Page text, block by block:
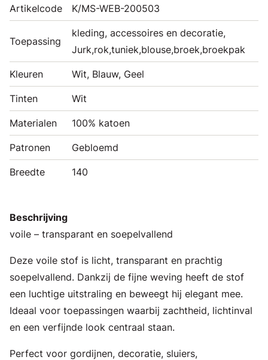
Artikelcode K/MS-WEB-200503
Toepassing
kleding, accessoires en decoratie,
Jurk,rok,tuniek,blouse,broek,broekpak
Kleuren Wit, Blauw, Geel
Tinten Wit
Materialen 100% katoen
Patronen Gebloemd
Breedte 140
Beschrijving
voile – transparant en soepelvallend
Deze voile stof is licht, transparant en prachtig
soepelvallend. Dankzij de fijne weving heeft de stof
een luchtige uitstraling en beweegt hij elegant mee.
Ideaal voor toepassingen waarbij zachtheid, lichtinval
en een verfijnde look centraal staan.
Perfect voor gordijnen, decoratie, sluiers,